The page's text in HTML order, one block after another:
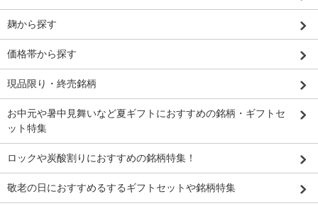
麹から探す
価格帯から探す
現品限り・終売銘柄
お中元や暑中見舞いなど夏ギフトにおすすめの銘柄・ギフトセ
ット特集
ロックや炭酸割りにおすすめの銘柄特集！
敬老の日におすすめるするギフトセットや銘柄特集